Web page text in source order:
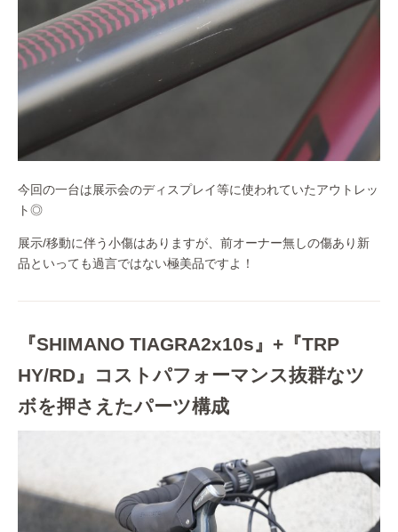
今回の一台は展示会のディスプレイ等に使われていたアウトレッ
ト◎
展示/移動に伴う小傷はありますが、前オーナー無しの傷あり新
品といっても過言ではない極美品ですよ！
『SHIMANO TIAGRA2x10s』+『TRP
HY/RD』コストパフォーマンス抜群なツ
ボを押さえたパーツ構成